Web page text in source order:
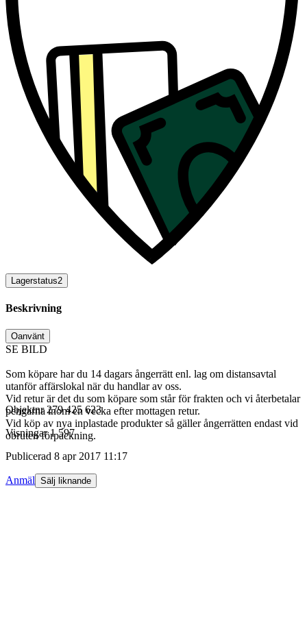
Lagerstatus2
Beskrivning
Oanvänt
SE BILD
Som köpare har du 14 dagars ångerrätt enl. lag om distansavtal
utanför affärslokal när du handlar av oss.
Vid retur är det du som köpare som står för frakten och vi återbetalar
pengarna inom en vecka efter mottagen retur.
Vid köp av nya inplastade produkter så gäller ångerrätten endast vid
obruten förpackning.
Objektnr 279 425 623
Visningar 1 597
Publicerad 8 apr 2017 11:17
Anmäl Sälj liknande